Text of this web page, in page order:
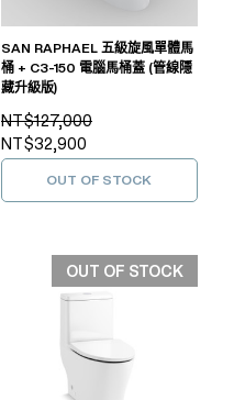
SAN RAPHAEL 五級旋風單體馬
桶 + C3-150 電腦馬桶蓋 (管線隱
藏升級版)
NT$127,000
NT$32,900
OUT OF STOCK
OUT OF STOCK